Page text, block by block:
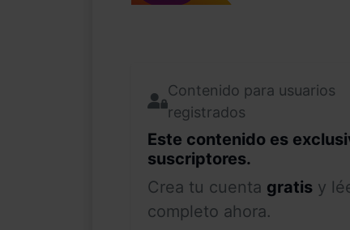
Contenido para usuarios
registrados
Este contenido es
suscriptores.
Crea tu cuenta gratis y
completo ahora.